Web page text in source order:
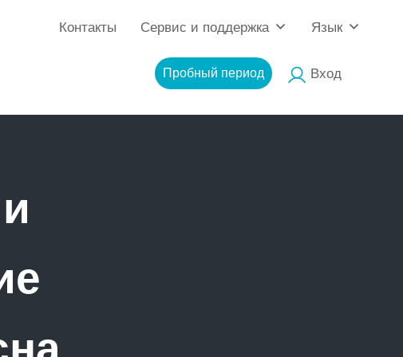
Пробный период Вход
Контакты Сервис и поддержка Язык